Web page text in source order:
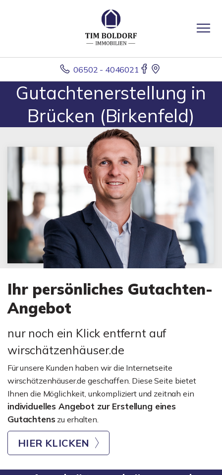
06502 - 4046021
Gutachtenerstellung in
Brücken (Birkenfeld)
Ihr persönliches Gutachten-
Angebot
nur noch ein Klick entfernt auf
wirschätzenhäuser.de
Für unsere Kunden haben wir die Internetseite
wirschätzenhäuser.de geschaffen. Diese Seite bietet
Ihnen die Möglichkeit, unkompliziert und zeitnah ein
individuelles Angebot zur Erstellung eines
Gutachtens zu erhalten.
HIER KLICKEN